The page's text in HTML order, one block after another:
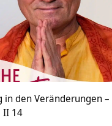
in den Veränderungen –
II 14